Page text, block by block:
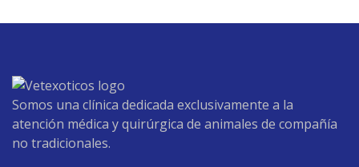
Somos una clínica dedicada exclusivamente a la
atención médica y quirúrgica de animales de compañía
no tradicionales.